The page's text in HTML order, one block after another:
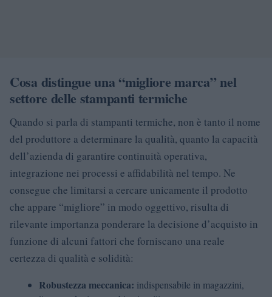
Cosa distingue una “migliore marca” nel
settore delle stampanti termiche
Quando si parla di stampanti termiche, non è tanto il nome
del produttore a determinare la qualità, quanto la capacità
dell’azienda di garantire continuità operativa,
integrazione nei processi e affidabilità nel tempo. Ne
consegue che limitarsi a cercare unicamente il prodotto
che appare “migliore” in modo oggettivo, risulta di
rilevante importanza ponderare la decisione d’acquisto in
funzione di alcuni fattori che forniscano una reale
certezza di qualità e solidità:
Robustezza meccanica: indispensabile in magazzini,